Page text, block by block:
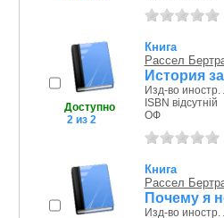
Доступно
2 из 2
Книга
Рассел
История
Изд-во иностр.
ISBN відсутній
ОФ
Книга
Рассел
Почему я
Изд-во иностр.